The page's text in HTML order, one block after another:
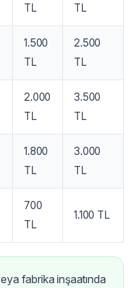
TL
TL
1.500
TL
2.500
TL
2.000
TL
3.500
TL
1.800
TL
3.000
TL
700
TL
1.100 TL
fabrika inşaatında